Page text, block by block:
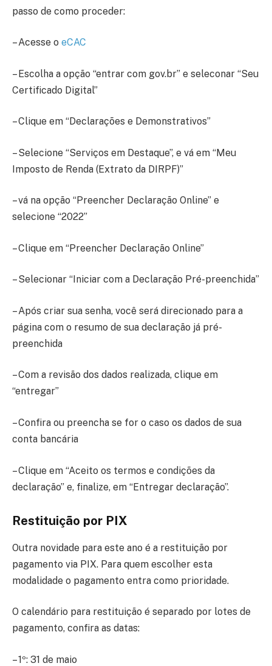
passo de como proceder:
– Acesse o eCAC
– Escolha a opção “entrar com gov.br” e seleconar “Seu
Certificado Digital”
– Clique em “Declarações e Demonstrativos”
– Selecione “Serviços em Destaque”, e vá em “Meu
Imposto de Renda (Extrato da DIRPF)”
– vá na opção “Preencher Declaração Online” e
selecione “2022”
– Clique em “Preencher Declaração Online”
– Selecionar “Iniciar com a Declaração Pré-preenchida”
– Após criar sua senha, você será direcionado para a
página com o resumo de sua declaração já pré-
preenchida
– Com a revisão dos dados realizada, clique em
“entregar”
– Confira ou preencha se for o caso os dados de sua
conta bancária
– Clique em “Aceito os termos e condições da
declaração” e, finalize, em “Entregar declaração”.
Restituição por PIX
Outra novidade para este ano é a restituição por
pagamento via PIX. Para quem escolher esta
modalidade o pagamento entra como prioridade.
O calendário para restituição é separado por lotes de
pagamento, confira as datas:
– 1º: 31 de maio